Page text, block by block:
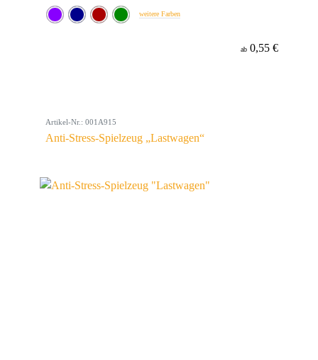
weitere Farben
ab 0,55 €
Artikel-Nr.: 001A915
Anti-Stress-Spielzeug „Lastwagen“